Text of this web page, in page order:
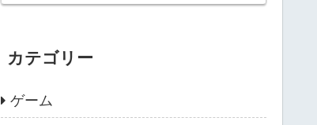
カテゴリー
ゲーム